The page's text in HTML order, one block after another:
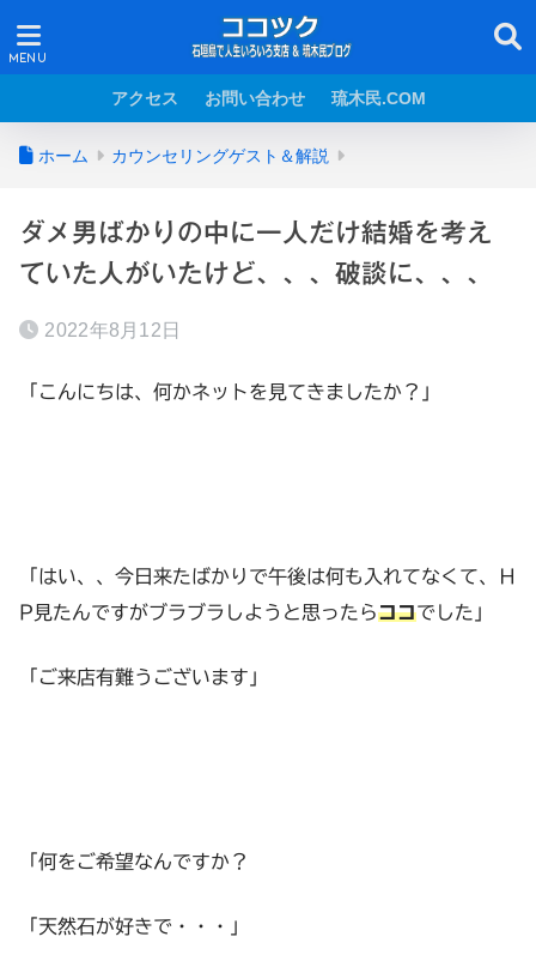
アクセス お問い合わせ 琉木民.COM
ホーム カウンセリングゲスト＆解説
ダメ男ばかりの中に一人だけ結婚を考え
ていた人がいたけど、、、破談に、、、
2022年8月12日
「こんにちは、何かネットを見てきましたか？」
「はい、、今日来たばかりで午後は何も入れてなくて、Ｈ
P見たんですがブラブラしようと思ったらココでした」
「ご来店有難うございます」
「何をご希望なんですか？
「天然石が好きで・・・」